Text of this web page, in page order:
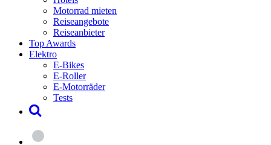
Motorrad mieten
Reiseangebote
Reiseanbieter
Top Awards
Elektro
E-Bikes
E-Roller
E-Motorräder
Tests